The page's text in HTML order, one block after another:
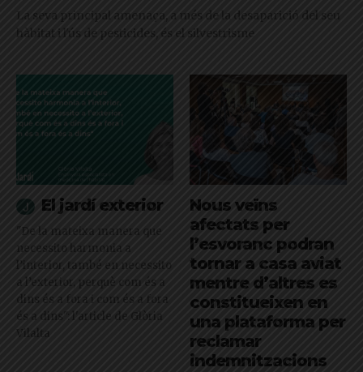
La seva principal amenaça, a més de la desaparició del seu
hàbitat i l'ús de pesticides, és el silvestrisme
El jardí exterior
"De la mateixa manera que
necessito harmonia a
l’interior, també en necessito
a l’exterior, perquè com és a
dins és a fora i com és a fora
és a dins": l'article de Glòria
Vilalta
Nous veïns
afectats per
l’esvoranc podran
tornar a casa aviat
mentre d’altres es
constitueixen en
una plataforma per
reclamar
indemnitzacions